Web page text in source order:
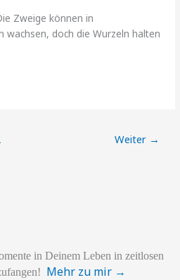
Zweige können in
wachsen, doch die Wurzeln halten
Weiter →
in Deinem Leben in zeitlosen
Mehr zu mir →